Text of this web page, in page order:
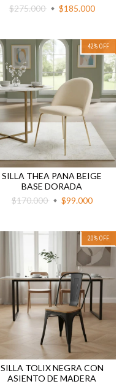
$275.000
$185.000
42% OFF
SILLA THEA PANA BEIGE
BASE DORADA
$170.000
$99.000
20% OFF
SILLA TOLIX NEGRA CON
ASIENTO DE MADERA